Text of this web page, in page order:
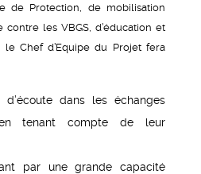
de Protection, de mobilisation
les VBGS, d’éducation et
Chef d’Equipe du Projet fera
dans les échanges
tenant compte de leur
par une grande capacité